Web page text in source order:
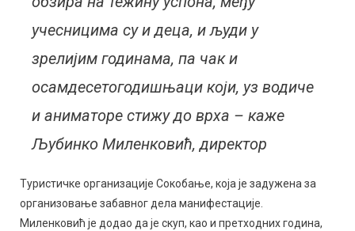
учесницима су и деца, и људи у
зрелијим годинама, па чак и
осамдесетогодишњаци који, уз водиче
и аниматоре стижу до врха – каже
Љубинко Миленковић, директор
Туристичке организације Сокобање, која је задужена за
организовање забавног дела манифестације.
Миленковић је додао да је скуп, као и претходних година,